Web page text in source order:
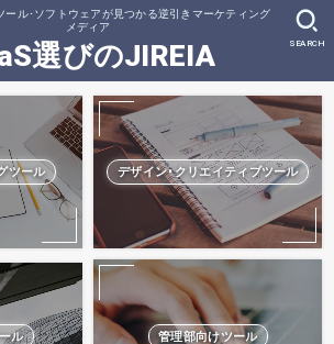
ール･ソフトウェアが見つかる逆引きマーケティング
メディア
選びのJIREIA SEARCH
ツール デザイン･クリエイティブツール
ル 管理部向けツール